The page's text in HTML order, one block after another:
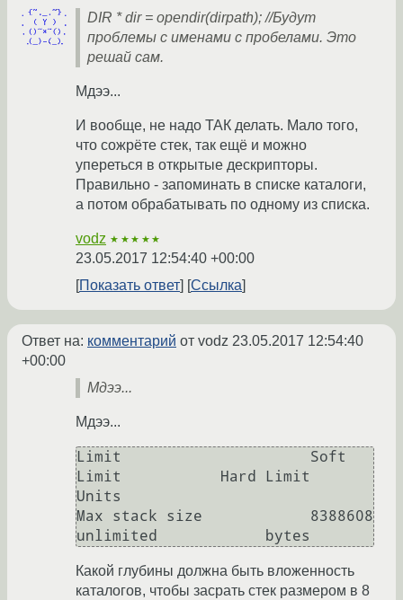
DIR * dir = opendir(dirpath); //Будут
проблемы с именами с пробелами. Это
решай сам.
Мдээ...
И вообще, не надо ТАК делать. Мало того,
что сожрёте стек, так ещё и можно
упереться в открытые дескрипторы.
Правильно - запоминать в списке каталоги,
а потом обрабатывать по одному из списка.
vodz ★★★★★
23.05.2017 12:54:40 +00:00
Показать ответ
Ссылка
Ответ на: комментарий от vodz 23.05.2017 12:54:40
+00:00
Мдээ...
Мдээ...
Limit                     Soft
Limit           Hard Limit
Units
Max stack size            8388608
unlimited            bytes
Какой глубины должна быть вложенность
каталогов, чтобы засрать стек размером в 8